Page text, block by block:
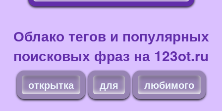
Облако тегов и популярных
поисковых фраз на 123ot.ru
открытка для любимого